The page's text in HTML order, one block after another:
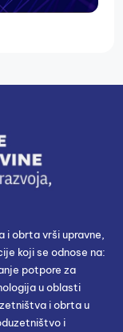
obrta vrši upravne,
koji se odnose na:
potpore za
u oblasti
i obrta u
i